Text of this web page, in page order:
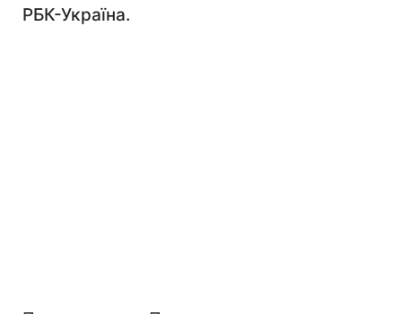
РБК-Україна.